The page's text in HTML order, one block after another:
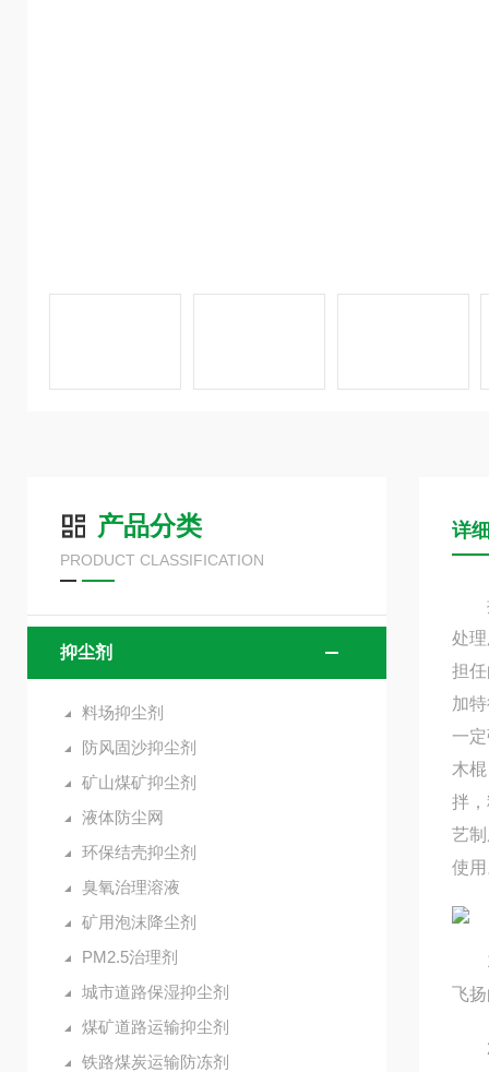
产品分类
PRODUCT CLASSIFICATION
抑尘剂
料场抑尘剂
防风固沙抑尘剂
矿山煤矿抑尘剂
液体防尘网
环保结壳抑尘剂
臭氧治理溶液
矿用泡沫降尘剂
PM2.5治理剂
城市道路保湿抑尘剂
煤矿道路运输抑尘剂
铁路煤炭运输防冻剂
详
抑
处
担
加
一
木
拌
艺
使
1
飞
2